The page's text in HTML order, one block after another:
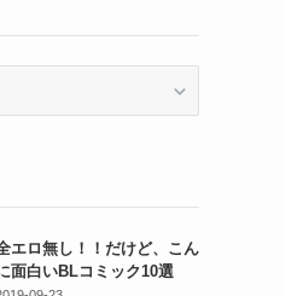
エロ無し！！だけど、こん
面白いBLコミック10選